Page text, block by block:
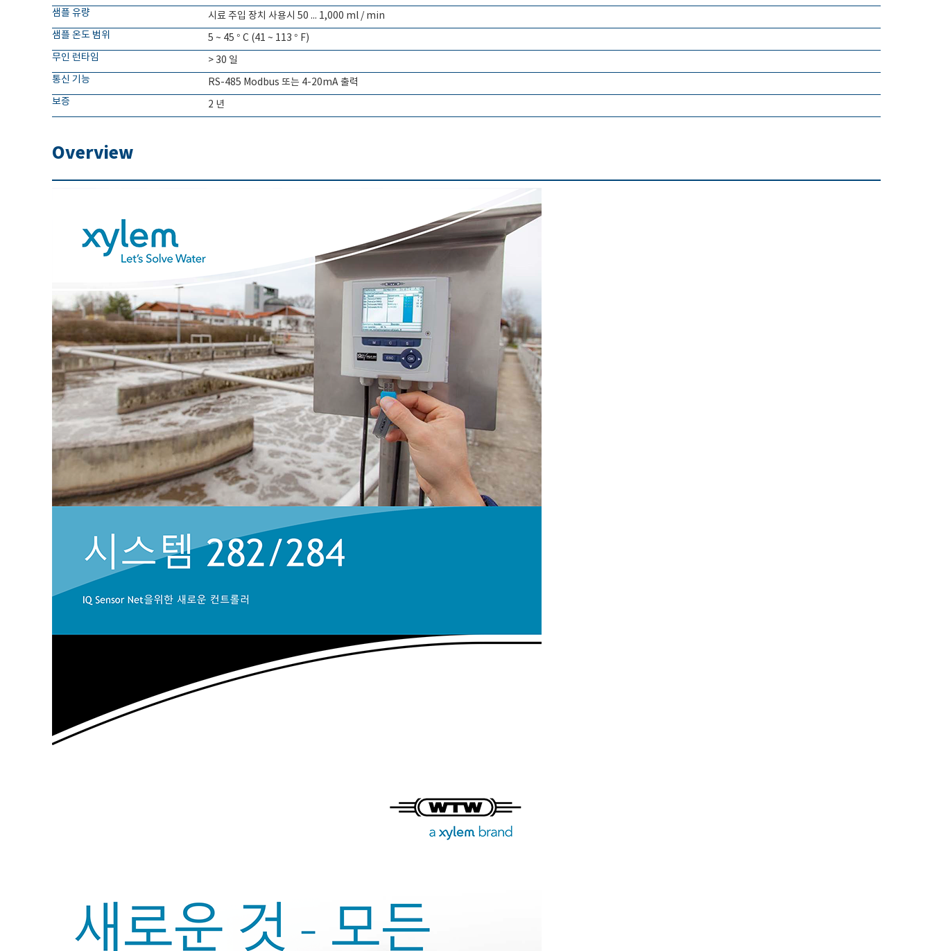
샘플 유량
시료 주입 장치 사용시 50 ... 1,000 ml / min
샘플 온도 범위
5 ~ 45 ° C (41 ~ 113 ° F)
무인 런타임
> 30 일
통신 기능
RS-485 Modbus 또는 4-20mA 출력
보증
2 년
Overview